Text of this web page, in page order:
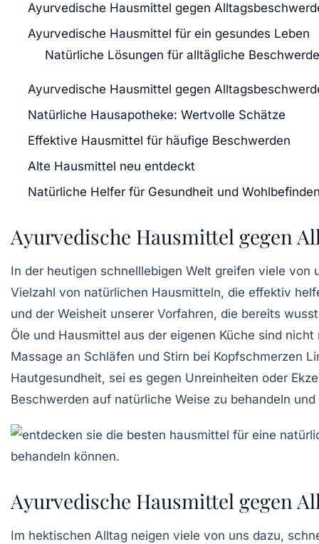
Ayurvedische Hausmittel gegen
Ayurvedische Hausmittel für ein gesundes Leben
Natürliche Lösungen für alltägliche
Ayurvedische Hausmittel gegen
Natürliche Hausapotheke: Wertvolle Schätze
Effektive Hausmittel für häufige Beschwerden
Alte Hausmittel neu entdeckt
Natürliche Helfer für Gesundheit und
Ayurvedische Hausmittel gegen
In der heutigen schnelllebigen Welt greifen viele von
Vielzahl von natürlichen Hausmitteln, die effektiv
und der Weisheit unserer Vorfahren, die bereits
Öle und Hausmittel aus der eigenen Küche sind
Massage an Schläfen und Stirn bei Kopfschmerzen
Hautgesundheit, sei es gegen Unreinheiten oder
Beschwerden auf natürliche Weise zu behandeln
Ayurvedische Hausmittel gegen
Im hektischen Alltag neigen viele von uns dazu,